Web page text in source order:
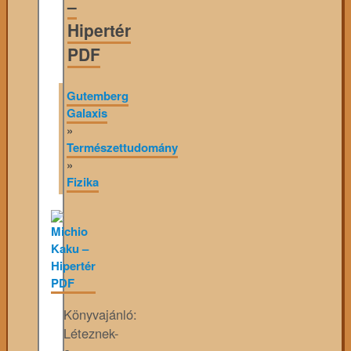
–
Hipertér
PDF
Gutemberg
Galaxis
»
Természettudomány
»
Fizika
Könyvajánló:
Léteznek-